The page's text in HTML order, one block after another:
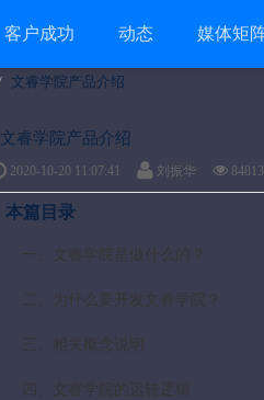
客户成功 动态 媒体矩
文睿学院产品介绍
文睿学院产品介绍
2020-10-20 11:07:41 刘振华 84813
本篇目录
一、文睿学院是做什么的？
二、为什么要开发文睿学院？
三、相关概念说明
四、文睿学院的运转逻辑